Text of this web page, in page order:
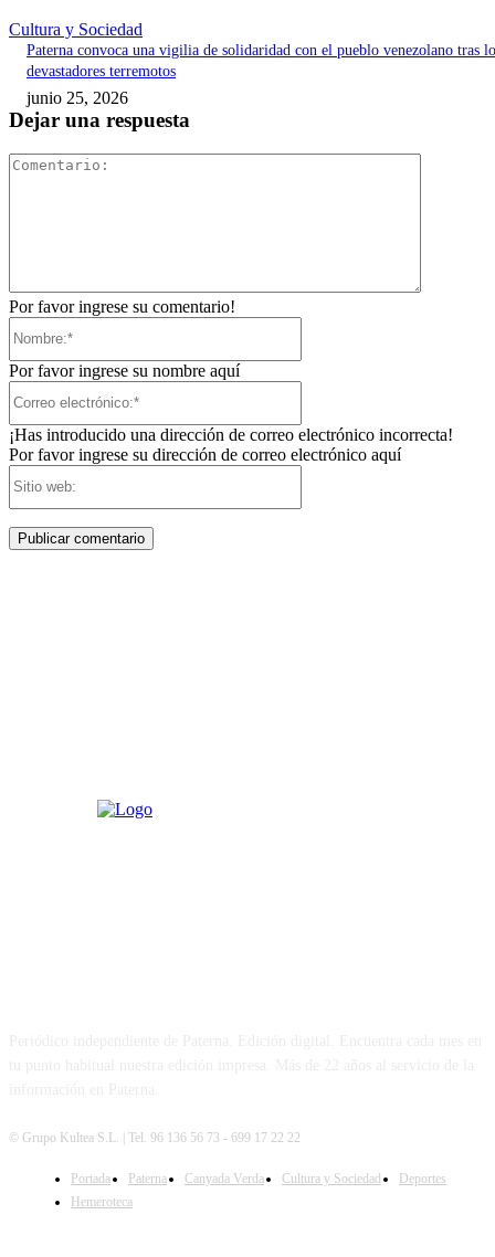
Cultura y Sociedad
Paterna convoca una vigilia de solidaridad con el pueblo venezolano tras
devastadores terremotos
junio 25, 2026
Dejar una respuesta
Por favor ingrese su comentario!
Por favor ingrese su nombre aquí
¡Has introducido una dirección de correo electrónico incorrecta!
Por favor ingrese su dirección de correo electrónico aquí
SÍGUENOS
© Grupo Kultea S.L. | Tel. 96 136 56 73 - 699 17 22 22
Portada Paterna Canyada Verda Cultura y Sociedad
Deportes
Hemeroteca